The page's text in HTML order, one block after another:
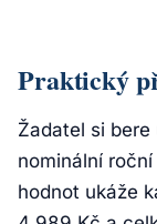
Praktický
Žadatel si
nominální
hodnot ukáže